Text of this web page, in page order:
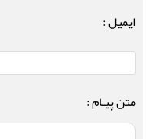
ایمیل :
متن پیـام :